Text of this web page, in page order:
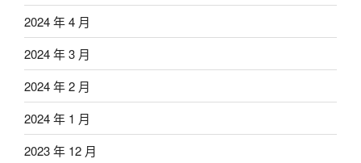
2024 年 4 月
2024 年 3 月
2024 年 2 月
2024 年 1 月
2023 年 12 月